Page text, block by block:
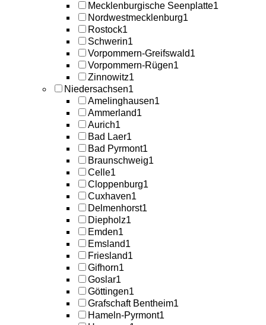
Mecklenburgische Seenplatte1
Nordwestmecklenburg1
Rostock1
Schwerin1
Vorpommern-Greifswald1
Vorpommern-Rügen1
Zinnowitz1
Niedersachsen1
Amelinghausen1
Ammerland1
Aurich1
Bad Laer1
Bad Pyrmont1
Braunschweig1
Celle1
Cloppenburg1
Cuxhaven1
Delmenhorst1
Diepholz1
Emden1
Emsland1
Friesland1
Gifhorn1
Goslar1
Göttingen1
Grafschaft Bentheim1
Hameln-Pyrmont1